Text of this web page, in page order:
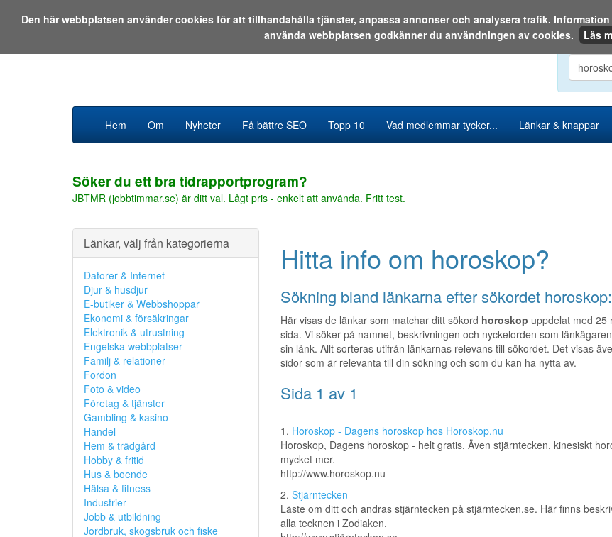
Sök i
Hem Om Nyheter Få bättre SEO Topp 10 Vad medlemmar tycker... Länkar & knappar
Söker du ett bra tidrapportprogram?
JBTMR (jobbtimmar.se) är ditt val. Lågt pris - enkelt att använda. Fritt test.
Länkar, välj från kategorierna
Datorer & Internet
Djur & husdjur
E-butiker & Webbshoppar
Ekonomi & försäkringar
Elektronik & utrustning
Engelska webbplatser
Familj & relationer
Fordon
Foto & video
Företag & tjänster
Gambling & kasino
Handel
Hem & trädgård
Hobby & fritid
Hus & boende
Hälsa & fitness
Industrier
Jobb & utbildning
Jordbruk, skogsbruk och fiske
Hitta info om horoskop?
Sökning bland länkarna efter sökordet horoskop:
Här visas de länkar som matchar ditt sökord horoskop uppdelat med 25
sida. Vi söker på namnet, beskrivningen och nyckelorden som
sin länk. Allt sorteras utifrån länkarnas relevans till sökordet. Det visas
sidor som är relevanta till din sökning och som du kan ha nytta av.
Sida 1 av 1
1. Horoskop - Dagens horoskop hos Horoskop.nu
Horoskop, Dagens horoskop - helt gratis. Även stjärntecken, kinesiskt
mycket mer.
http://www.horoskop.nu
2. Stjärntecken
Läste om ditt och andras stjärntecken på stjärntecken.se. Här finns
alla tecknen i Zodiaken.
Den här webbplatsen använder cookies för att tillhandahålla tjänster, anpassa annonser och analysera trafik.
använda webbplatsen godkänner du användningen av cookies.
Läs